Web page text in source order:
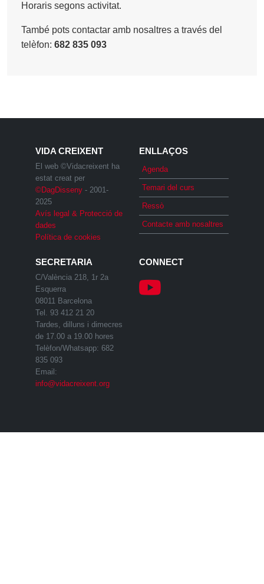
Horaris segons activitat.
També pots contactar amb nosaltres a través del
telèfon: 682 835 093
VIDA CREIXENT
El web ©Vidacreixent ha
estat creat per
©DagDisseny - 2001-
2025
Avís legal & Protecció de
dades
Política de cookies
ENLLAÇOS
Agenda
Temari del curs
Ressò
Contacte amb nosaltres
SECRETARIA
C/València 218, 1r 2a
Esquerra
08011 Barcelona
Tel. 93 412 21 20
Tardes, dilluns i dimecres
de 17.00 a 19.00 hores
Telèfon/Whatsapp: 682
835 093
Email:
info@vidacreixent.org
CONNECT